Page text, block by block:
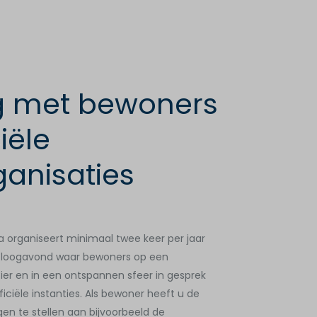
met bewoners
organiseert minimaal twee keer per jaar
waar bewoners op een
en in een ontspannen sfeer in gesprek
instanties. Als bewoner heeft u de
te stellen aan bijvoorbeeld de